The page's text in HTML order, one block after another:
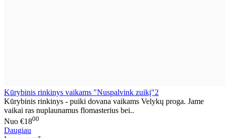
Kūrybinis rinkinys vaikams "Nuspalvink zuikį"2
Kūrybinis rinkinys - puiki dovana vaikams Velykų proga. Jame
vaikai ras nuplaunamus flomasterius bei..
Nuo €1800
Daugiau